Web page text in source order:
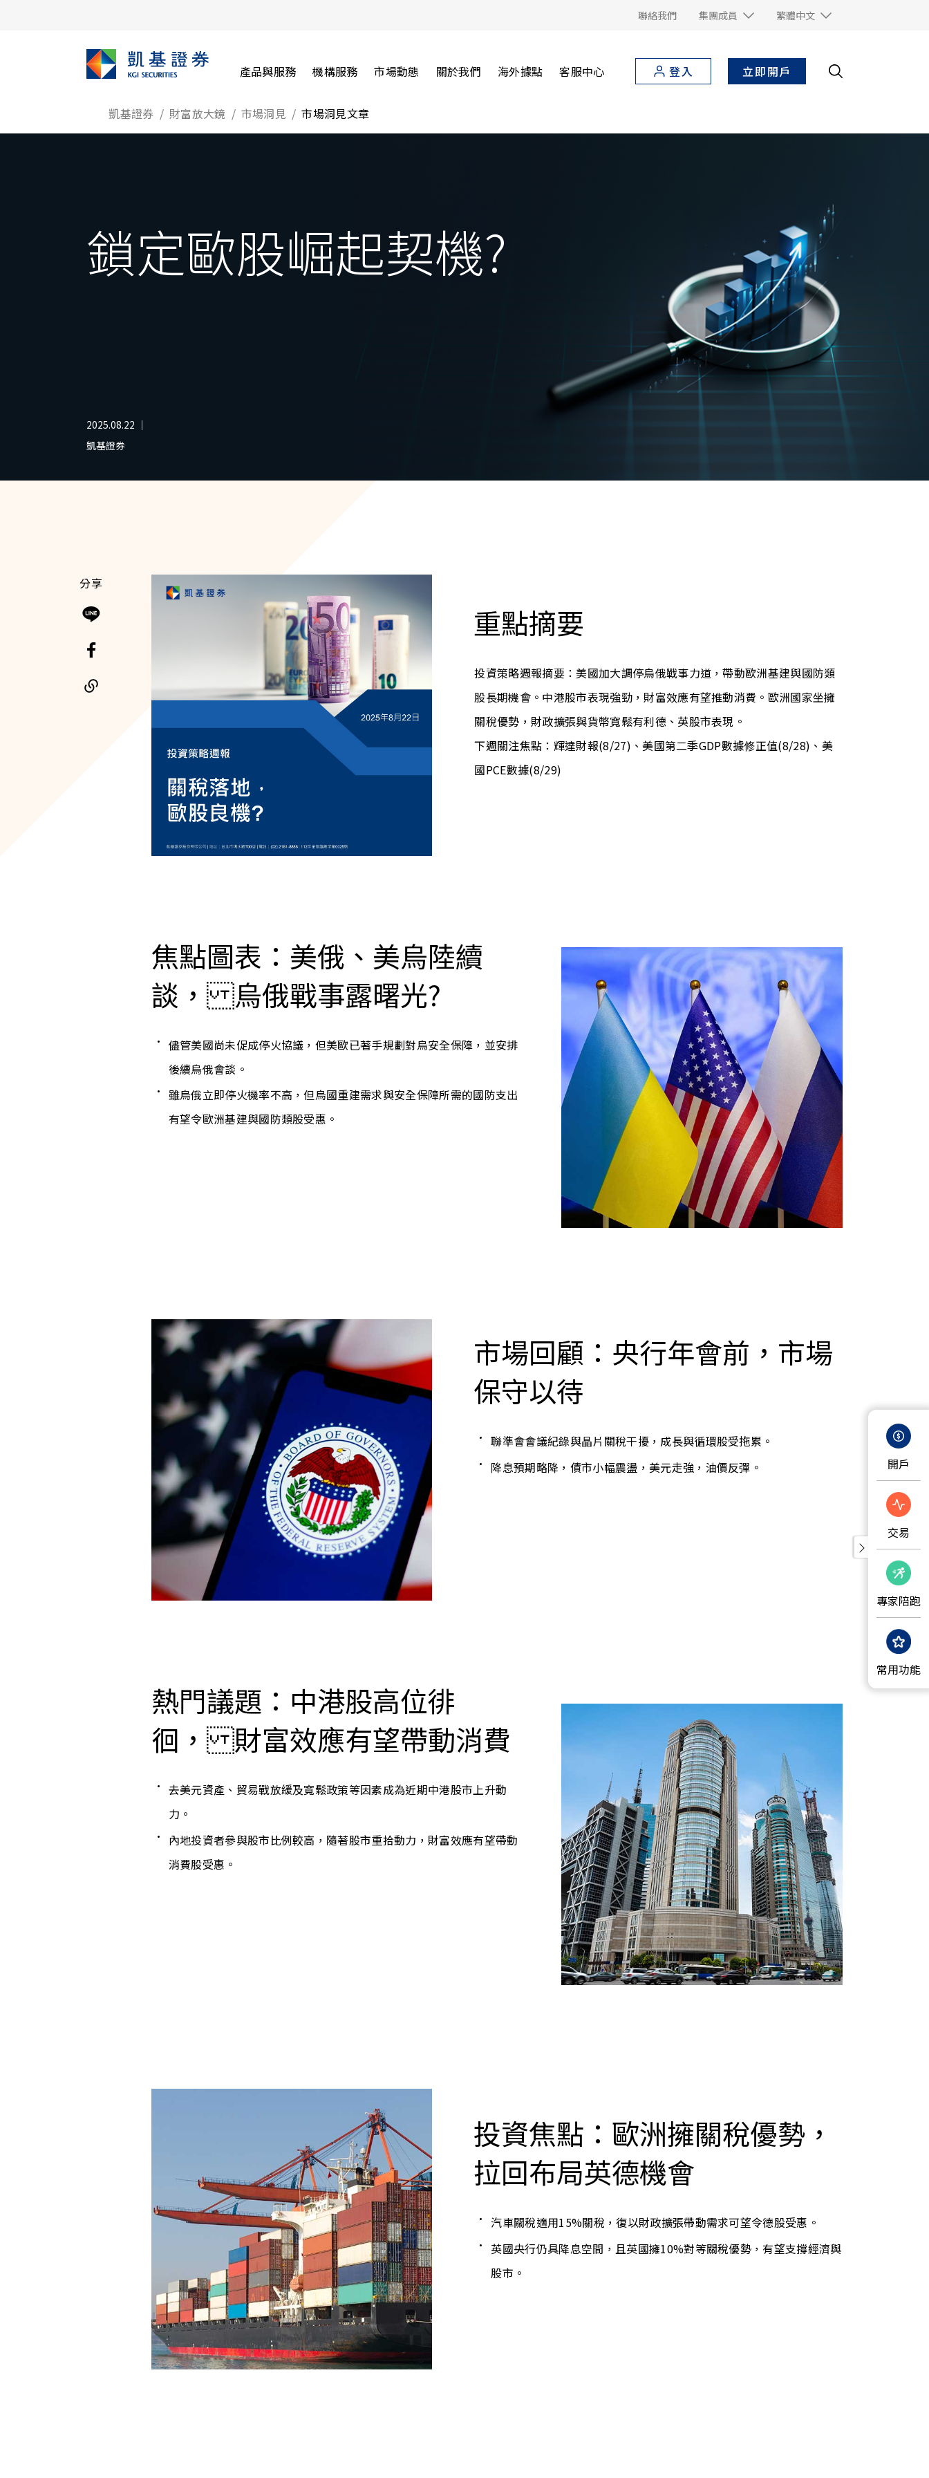
聯絡我們 集團成員 繁體中文
產品與服務 機構服務 市場動態 關於我們 海外據點 客服中心 登入 立即開戶
凱基證券 財富放大鏡 市場洞見 市場洞見文章
開戶
交易
專家陪跑
常用功能
鎖定歐股崛起契機?
2025.08.22 ｜
凱基證券
重點摘要
投資策略週報摘要：美國加大調停烏俄戰事力道，帶動歐洲基建與國防類
股長期機會。中港股市表現強勁，財富效應有望推動消費。歐洲國家坐擁
關稅優勢，財政擴張與貨幣寬鬆有利德、英股市表現。
下週關注焦點：輝達財報(8/27)、美國第二季GDP數據修正值(8/28)、美
國PCE數據(8/29)
焦點圖表：美俄、美烏陸續
談， 烏俄戰事露曙光?
儘管美國尚未促成停火協議，但美歐已著手規劃對烏安全保障，並安排
後續烏俄會談。
雖烏俄立即停火機率不高，但烏國重建需求與安全保障所需的國防支出
有望令歐洲基建與國防類股受惠。
市場回顧：央行年會前，市場
保守以待
聯準會會議紀錄與晶片關稅干擾，成長與循環股受拖累。
降息預期略降，債市小幅震盪，美元走強，油價反彈。
熱門議題：中港股高位徘
徊， 財富效應有望帶動消費
去美元資產、貿易戰放緩及寬鬆政策等因素成為近期中港股市上升動
力。
內地投資者參與股市比例較高，隨著股市重拾動力，財富效應有望帶動
消費股受惠。
投資焦點：歐洲擁關稅優勢，
拉回布局英德機會
汽車關稅適用15%關稅，復以財政擴張帶動需求可望令德股受惠。
英國央行仍具降息空間，且英國擁10%對等關稅優勢，有望支撐經濟與
股市。
分享